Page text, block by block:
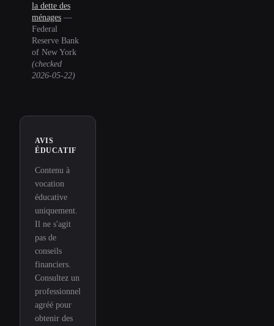
la dette des
ménages —
Federal
Reserve Bank
of New York
(checked
2026-05-22)
AVIS
ÉDUCATIF
Contenu à
vocation
éducative
uniquement.
Il ne s'agit
pas de
conseils
financiers.
Consultez un
professionnel
agréé pour
obtenir des